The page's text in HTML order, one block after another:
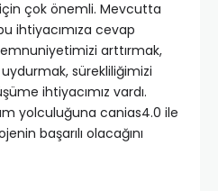
çok önemli. Mevcutta
ihtiyacımıza cevap
arttırmak,
sürekliliğimizi
ihtiyacımız vardı.
yolculuğuna canias4.0 ile
başarılı olacağını